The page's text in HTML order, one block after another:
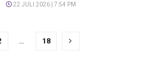
22 JULI 2026 | 7:54 PM
18